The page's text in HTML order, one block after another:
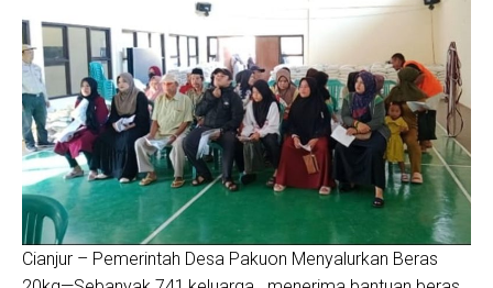
Cianjur – Pemerintah Desa Pakuon Menyalurkan Beras